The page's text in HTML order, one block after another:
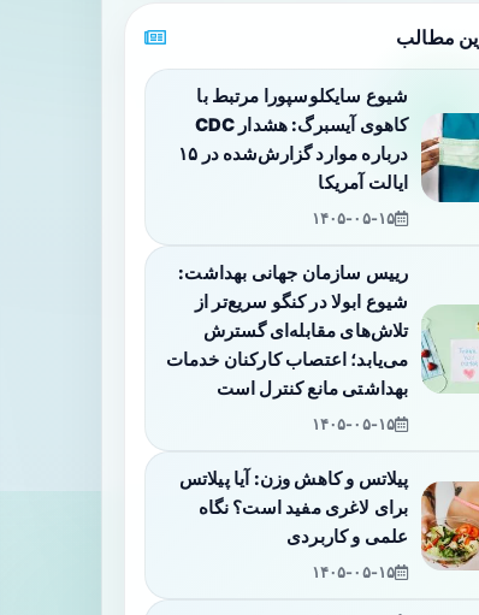
مطالب
شیوع سایکلوسپورا مرتبط با
کاهوی آیسبرگ: هشدار CDC
درباره موارد گزارش‌شده در ۱۵
ایالت آمریکا
۱۴۰۵-۰۵-۱۵
رییس سازمان جهانی بهداشت:
شیوع ابولا در کنگو سریع‌تر از
تلاش‌های مقابله‌ای گسترش
می‌یابد؛ اعتصاب کارکنان خدمات
بهداشتی مانع کنترل است
۱۴۰۵-۰۵-۱۵
پیلاتس و کاهش وزن: آیا پیلاتس
برای لاغری مفید است؟ نگاه
علمی و کاربردی
۱۴۰۵-۰۵-۱۵